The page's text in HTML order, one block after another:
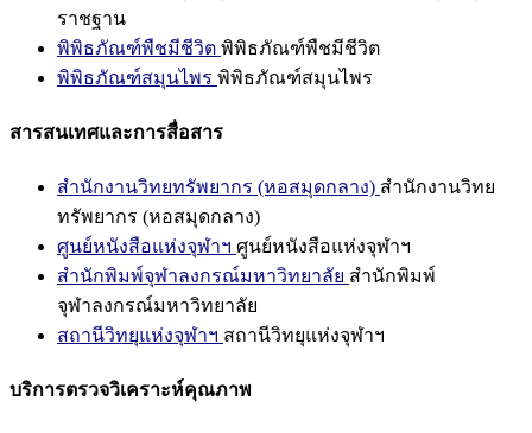
ราชฐาน
พิพิธภัณฑ์พืชมีชีวิต พิพิธภัณฑ์พืชมีชีวิต
พิพิธภัณฑ์สมุนไพร พิพิธภัณฑ์สมุนไพร
สารสนเทศและการสื่อสาร
สำนักงานวิทยทรัพยากร (หอสมุดกลาง) สำนักงานวิทย
ทรัพยากร (หอสมุดกลาง)
ศูนย์หนังสือแห่งจุฬาฯ ศูนย์หนังสือแห่งจุฬาฯ
สำนักพิมพ์จุฬาลงกรณ์มหาวิทยาลัย สำนักพิมพ์
จุฬาลงกรณ์มหาวิทยาลัย
สถานีวิทยุแห่งจุฬาฯ สถานีวิทยุแห่งจุฬาฯ
บริการตรวจวิเคราะห์คุณภาพ